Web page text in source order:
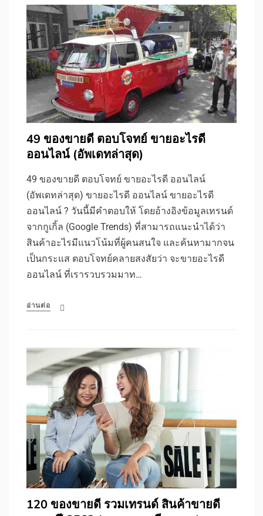
49 ของขายดี ตอบโจทย์ ขายอะไรดี
ออนไลน์ (อัพเดทล่าสุด)
49 ของขายดี ตอบโจทย์ ขายอะไรดี ออนไลน์
(อัพเดทล่าสุด) ขายอะไรดี ออนไลน์ ขายอะไรดี
ออนไลน์ ? วันนี้มีคำตอบให้ โดยอ้างอิงข้อมูลเทรนด์
จากกูเกิ้ล (Google Trends) ที่สามารถแนะนำได้ว่า
สินค้าอะไรมีแนวโน้มที่ผู้คนสนใจ และค้นหามากจน
เป็นกระแส ตอบโจทย์คลายสงสัยว่า จะขายอะไรดี
ออนไลน์ ที่เรารวบรวมมาท…
อ่านต่อ
120 ของขายดี รวมเทรนด์ สินค้าขายดี